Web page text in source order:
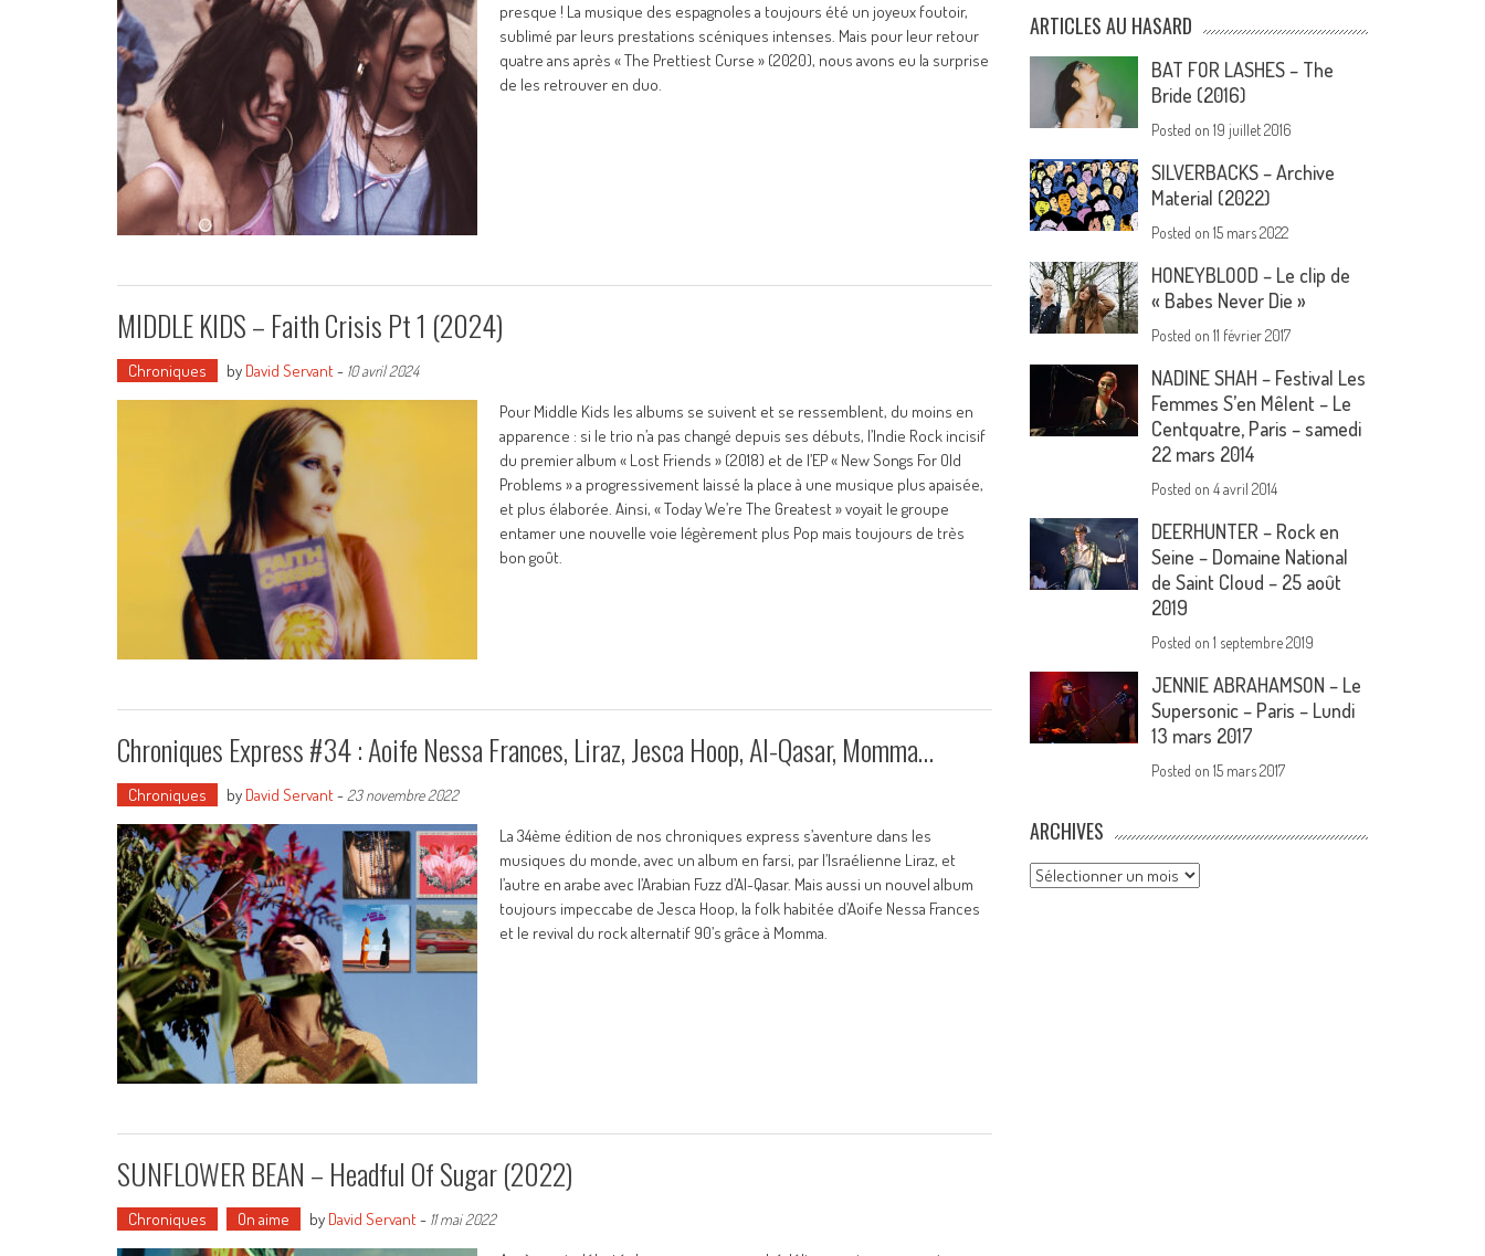
presque ! La musique des espagnoles a toujours été un joyeux foutoir,
sublimé par leurs prestations scéniques intenses. Mais pour leur retour
quatre ans après « The Prettiest Curse » (2020), nous avons eu la surprise
de les retrouver en duo.
MIDDLE KIDS – Faith Crisis Pt 1 (2024)
Chroniques by David Servant- 10 avril 2024
Pour Middle Kids les albums se suivent et se ressemblent, du moins en
apparence : si le trio n’a pas changé depuis ses débuts, l’Indie Rock incisif
du premier album « Lost Friends » (2018) et de l’EP « New Songs For Old
Problems » a progressivement laissé la place à une musique plus apaisée,
et plus élaborée. Ainsi, « Today We’re The Greatest » voyait le groupe
entamer une nouvelle voie légèrement plus Pop mais toujours de très
bon goût.
Chroniques Express #34 : Aoife Nessa Frances, Liraz, Jesca Hoop, Al-Qasar, Momma…
Chroniques by David Servant- 23 novembre 2022
La 34ème édition de nos chroniques express s’aventure dans les
musiques du monde, avec un album en farsi, par l’Israélienne Liraz, et
l’autre en arabe avec l’Arabian Fuzz d’Al-Qasar. Mais aussi un nouvel album
toujours impeccabe de Jesca Hoop, la folk habitée d’Aoife Nessa Frances
et le revival du rock alternatif 90’s grâce à Momma.
SUNFLOWER BEAN – Headful Of Sugar (2022)
Chroniques On aime by David Servant- 11 mai 2022
ARTICLES AU HASARD
BAT FOR LASHES – The
Bride (2016)
Posted on19 juillet 2016
SILVERBACKS – Archive
Material (2022)
Posted on15 mars 2022
HONEYBLOOD – Le clip de
« Babes Never Die »
Posted on11 février 2017
NADINE SHAH – Festival Les
Femmes S’en Mêlent – Le
Centquatre, Paris – samedi
22 mars 2014
Posted on4 avril 2014
DEERHUNTER – Rock en
Seine – Domaine National
de Saint Cloud – 25 août
2019
Posted on1 septembre 2019
JENNIE ABRAHAMSON – Le
Supersonic – Paris – Lundi
13 mars 2017
Posted on15 mars 2017
ARCHIVES
Archives